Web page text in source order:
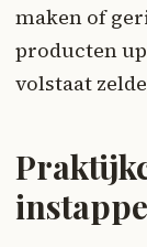
maken of
producten
volstaat